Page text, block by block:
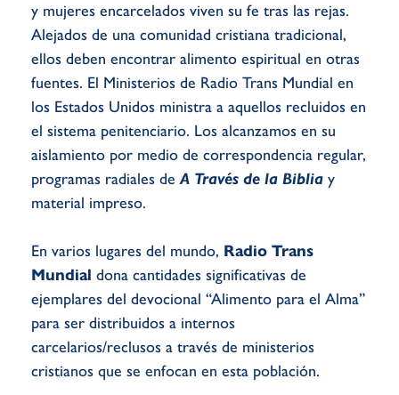
y mujeres encarcelados viven su fe tras las rejas.
Alejados de una comunidad cristiana tradicional,
ellos deben encontrar alimento espiritual en otras
fuentes. El Ministerios de Radio Trans Mundial en
los Estados Unidos ministra a aquellos recluidos en
el sistema penitenciario. Los alcanzamos en su
aislamiento por medio de correspondencia regular,
programas radiales deA Través de la Biblia y
material impreso.
En varios lugares del mundo, Radio Trans
Mundial dona cantidades significativas de
ejemplares del devocional “Alimento para el Alma”
para ser distribuidos a internos
carcelarios/reclusos a través de ministerios
cristianos que se enfocan en esta población.